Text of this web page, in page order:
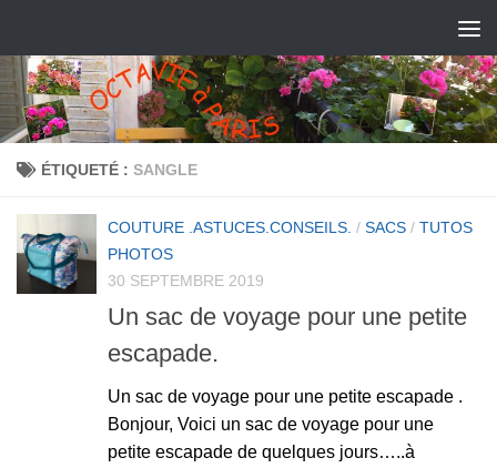
ÉTIQUETÉ : SANGLE
COUTURE .ASTUCES.CONSEILS. / SACS / TUTOS
PHOTOS
30 SEPTEMBRE 2019
Un sac de voyage pour une petite
escapade.
Un sac de voyage pour une petite escapade .
Bonjour, Voici un sac de voyage pour une
petite escapade de quelques jours…..à